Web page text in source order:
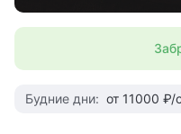
Будние дни: от 11000 ₽/